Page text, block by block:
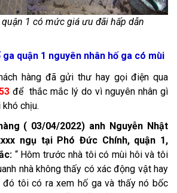
1 có mức giá ưu đãi hấp dẫn
quận 1 nguyên nhân hố ga có mùi
hàng đã gửi thư hay gọi điện qua
để thắc mắc lý do vì nguyên nhân gì
chịu.
( 03/04/2022) anh Nguyễn Nhật
ngụ tại Phó Đức Chính, quận 1,
“ Hôm trước nhà tôi có mùi hôi và tôi
nhà không thấy có xác động vật hay
đó tôi có ra xem hố ga và thấy nó bốc